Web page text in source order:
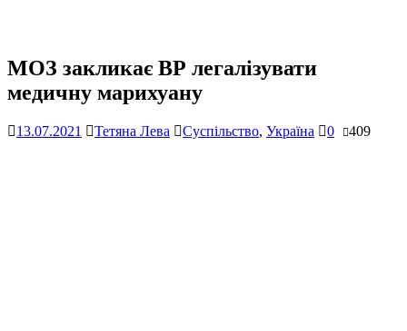
МОЗ закликає ВР легалізувати
медичну марихуану
13.07.2021 Тетяна Лева Суспільство, Україна 0 409